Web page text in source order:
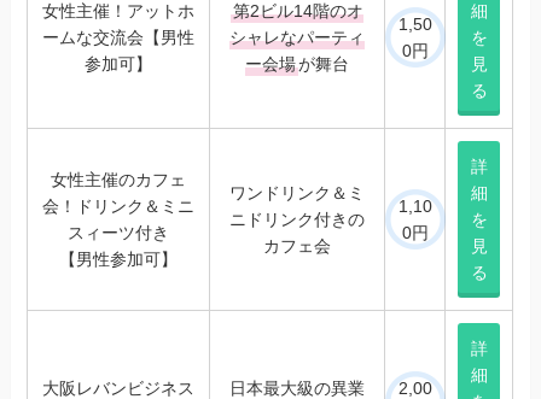
女性主催！アットホ
ームな交流会【男性
参加可】
第2ビル14階のオ
シャレなパーティ
ー会場が舞台
1,50
0円
細
を
見
る
女性主催のカフェ
会！ドリンク＆ミニ
スィーツ付き
【男性参加可】
ワンドリンク＆ミ
ニドリンク付きの
カフェ会
1,10
0円
詳
細
を
見
る
大阪レバンビジネス
日本最大級の異業
2,00
詳
細